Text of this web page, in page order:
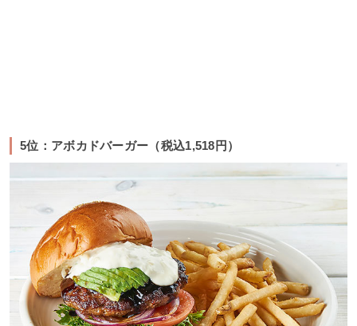
5位：アボカドバーガー（税込1,518円）